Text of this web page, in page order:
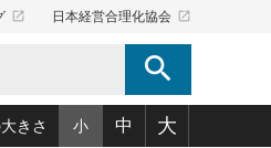
launch 日本経営合理化協会 launch
search
きさ 小 中 大